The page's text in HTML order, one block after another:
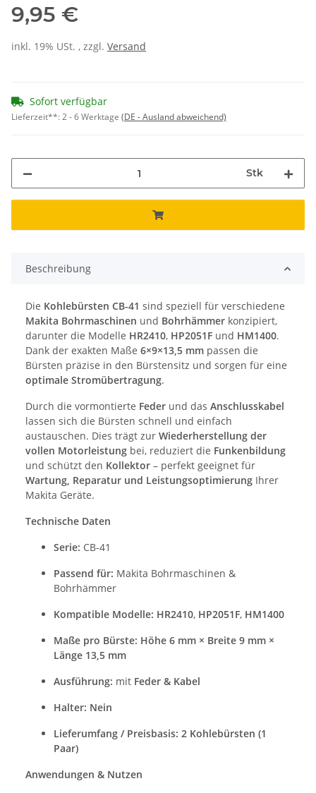
9,95 €
inkl. 19% USt. , zzgl. Versand
Sofort verfügbar
Lieferzeit**:2 - 6 Werktage (DE - Ausland abweichend)
Stk
Beschreibung
Die Kohlebürsten CB-41 sind speziell für verschiedene
Makita Bohrmaschinen und Bohrhämmer konzipiert,
darunter die Modelle HR2410, HP2051F und HM1400.
Dank der exakten Maße 6×9×13,5 mm passen die
Bürsten präzise in den Bürstensitz und sorgen für eine
optimale Stromübertragung.
Durch die vormontierte Feder und das Anschlusskabel
lassen sich die Bürsten schnell und einfach
austauschen. Dies trägt zur Wiederherstellung der
vollen Motorleistung bei, reduziert die Funkenbildung
und schützt den Kollektor – perfekt geeignet für
Wartung, Reparatur und Leistungsoptimierung Ihrer
Makita Geräte.
Technische Daten
Serie: CB-41
Passend für: Makita Bohrmaschinen &
Bohrhämmer
Kompatible Modelle: HR2410, HP2051F, HM1400
Maße pro Bürste: Höhe 6 mm × Breite 9 mm ×
Länge 13,5 mm
Ausführung: mit Feder & Kabel
Halter: Nein
Lieferumfang / Preisbasis: 2 Kohlebürsten (1
Paar)
Anwendungen & Nutzen